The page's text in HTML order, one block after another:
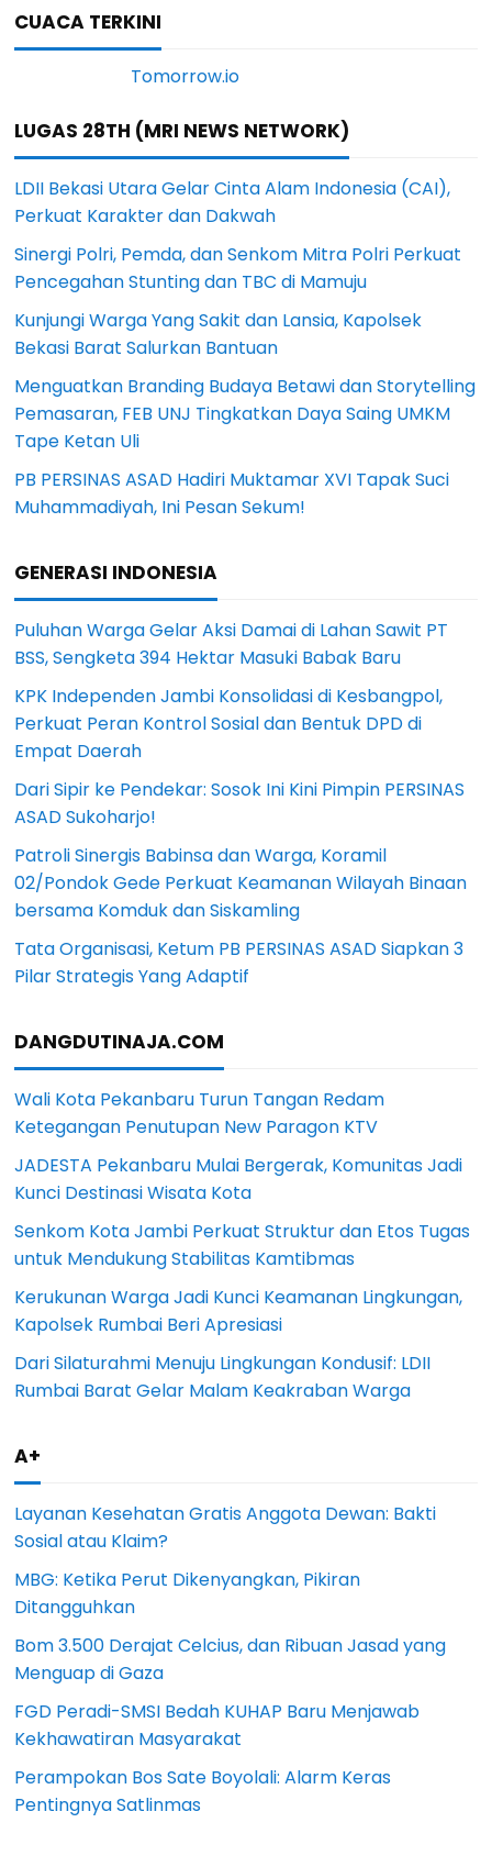
CUACA TERKINI
LUGAS 28TH (MRI NEWS NETWORK)
LDII Bekasi Utara Gelar Cinta Alam Indonesia (CAI),
Perkuat Karakter dan Dakwah
Sinergi Polri, Pemda, dan Senkom Mitra Polri Perkuat
Pencegahan Stunting dan TBC di Mamuju
Kunjungi Warga Yang Sakit dan Lansia, Kapolsek
Bekasi Barat Salurkan Bantuan
Menguatkan Branding Budaya Betawi dan Storytelling
Pemasaran, FEB UNJ Tingkatkan Daya Saing UMKM
Tape Ketan Uli
PB PERSINAS ASAD Hadiri Muktamar XVI Tapak Suci
Muhammadiyah, Ini Pesan Sekum!
GENERASI INDONESIA
Puluhan Warga Gelar Aksi Damai di Lahan Sawit PT
BSS, Sengketa 394 Hektar Masuki Babak Baru
KPK Independen Jambi Konsolidasi di Kesbangpol,
Perkuat Peran Kontrol Sosial dan Bentuk DPD di
Empat Daerah
Dari Sipir ke Pendekar: Sosok Ini Kini Pimpin PERSINAS
ASAD Sukoharjo!
Patroli Sinergis Babinsa dan Warga, Koramil
02/Pondok Gede Perkuat Keamanan Wilayah Binaan
bersama Komduk dan Siskamling
Tata Organisasi, Ketum PB PERSINAS ASAD Siapkan 3
Pilar Strategis Yang Adaptif
DANGDUTINAJA.COM
Wali Kota Pekanbaru Turun Tangan Redam
Ketegangan Penutupan New Paragon KTV
JADESTA Pekanbaru Mulai Bergerak, Komunitas Jadi
Kunci Destinasi Wisata Kota
Senkom Kota Jambi Perkuat Struktur dan Etos Tugas
untuk Mendukung Stabilitas Kamtibmas
Kerukunan Warga Jadi Kunci Keamanan Lingkungan,
Kapolsek Rumbai Beri Apresiasi
Dari Silaturahmi Menuju Lingkungan Kondusif: LDII
Rumbai Barat Gelar Malam Keakraban Warga
A+
Layanan Kesehatan Gratis Anggota Dewan: Bakti
Sosial atau Klaim?
MBG: Ketika Perut Dikenyangkan, Pikiran
Ditangguhkan
Bom 3.500 Derajat Celcius, dan Ribuan Jasad yang
Menguap di Gaza
FGD Peradi-SMSI Bedah KUHAP Baru Menjawab
Kekhawatiran Masyarakat
Perampokan Bos Sate Boyolali: Alarm Keras
Pentingnya Satlinmas